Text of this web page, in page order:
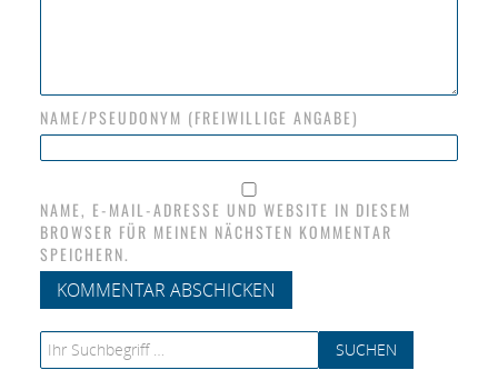
NAME/PSEUDONYM (FREIWILLIGE ANGABE)
NAME, E-MAIL-ADRESSE UND WEBSITE IN DIESEM
BROWSER FÜR MEINEN NÄCHSTEN KOMMENTAR
SPEICHERN.
Search for: